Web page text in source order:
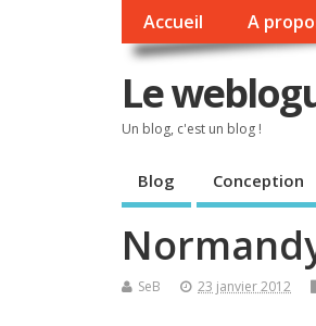
Accueil A
Le
Un blog, c'est un blog !
Blog Conception
SeB 23 janvier 2012